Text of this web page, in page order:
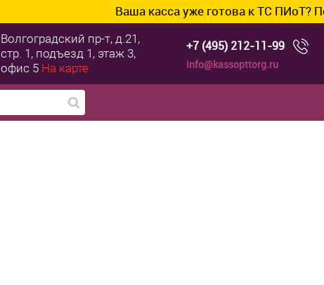
Ваша касса уже готова к ТС ПИоТ?
Волгоградский пр-т, д.21,
стр. 1, подъезд 1, этаж 3,
офис 5 На карте
+7 (495) 212-11-99
info@kassopttorg.ru